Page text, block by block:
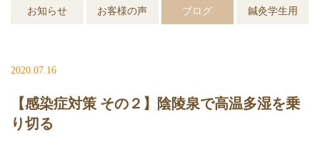
お知らせ お客様の声 ブログ 鍼灸学生用
2020.07.16
【感染症対策 その２】陰陵泉で高温多湿を乗
り切る